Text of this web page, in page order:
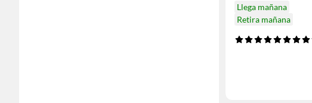
Llega mañana
Retira mañana